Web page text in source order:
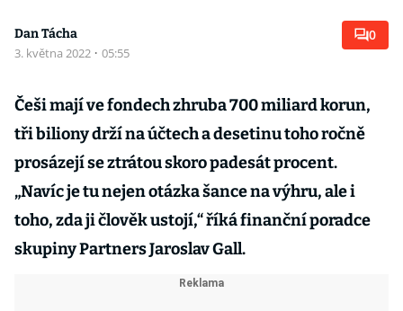
Dan Tácha
3. května 2022 · 05:55
0
Češi mají ve fondech zhruba 700 miliard korun,
tři biliony drží na účtech a desetinu toho ročně
prosázejí se ztrátou skoro padesát procent.
„Navíc je tu nejen otázka šance na výhru, ale i
toho, zda ji člověk ustojí,“ říká finanční poradce
skupiny Partners Jaroslav Gall.